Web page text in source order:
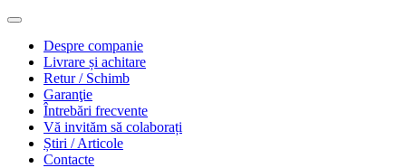
Despre companie
Livrare și achitare
Retur / Schimb
Garanţie
Întrebări frecvente
Vă invităm să colaborați
Știri / Articole
Contacte